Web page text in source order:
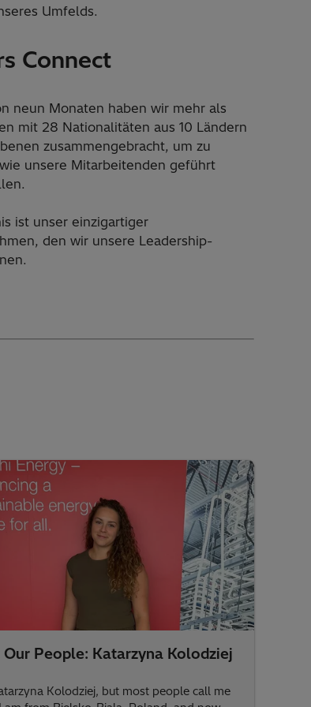
Umfelds.
Connect
neun Monaten haben wir mehr als
mit 28 Nationalitäten aus 10 Ländern
zusammengebracht, um zu
unsere Mitarbeitenden geführt
ist unser einzigartiger
den wir unsere Leadership-
Our People: Katarzyna Kolodziej
Kolodziej, but most people call me